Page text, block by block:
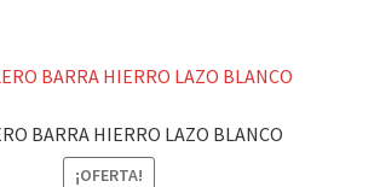
BARRA HIERRO LAZO BLANCO
¡OFERTA!